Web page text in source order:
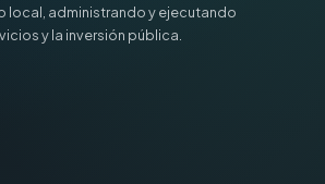
local, administrando y ejecutando
y la inversión pública.